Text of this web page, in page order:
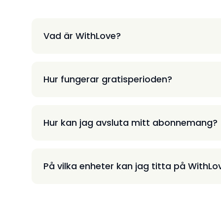
Vad är WithLove?
Hur fungerar gratisperioden?
Hur kan jag avsluta mitt abonnemang?
På vilka enheter kan jag titta på